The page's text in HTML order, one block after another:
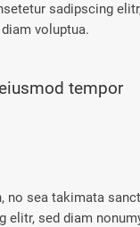
sadipscing
voluptua.
tempor
no sea takimata
elitr, sed diam